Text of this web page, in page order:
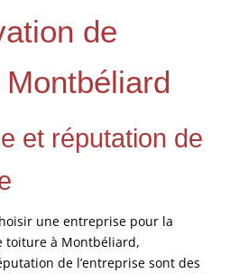
de
et réputation de
une entreprise pour la
toiture à Montbéliard,
de l’entreprise sont des